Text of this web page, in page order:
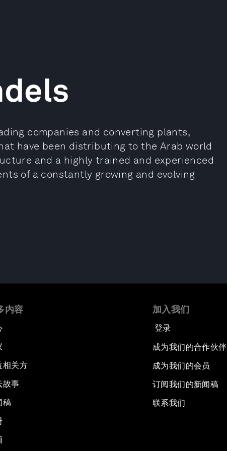
companies and converting plants,
have been distributing to the Arab world
and a highly trained and experienced
of a constantly growing and evolving
内容
相关方
故事
稿
加入我们
登录
成为我们的合作伙伴
成为我们的会员
订阅我们的新闻稿
联系我们